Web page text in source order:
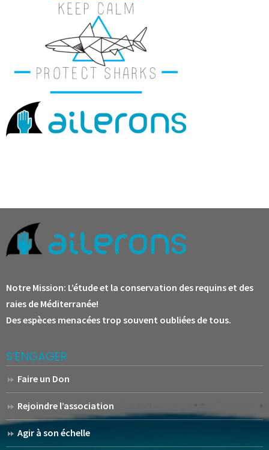
Notre Mission: L’étude et la conservation des requins et des
raies de Méditerranée!
Des espèces menacées trop souvent oubliées de tous.
S’ENGAGER
Faire un Don
Rejoindre l’association
Agir à son échelle